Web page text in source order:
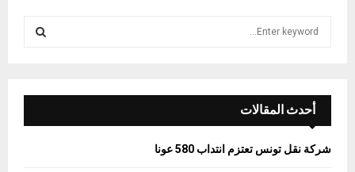
f
r
E
A
أحدث المقالات
شركة نقل تونس تعتزم انتداب 580 عونا